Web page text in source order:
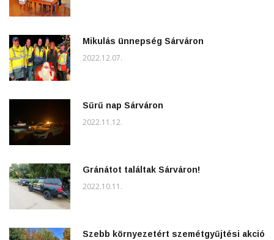
Mikulás ünnepség Sárváron
2022.12.07.
Sűrű nap Sárváron
2022.11.12.
Gránátot találtak Sárváron!
2022.10.11.
Szebb környezetért szemétgyűjtési akció